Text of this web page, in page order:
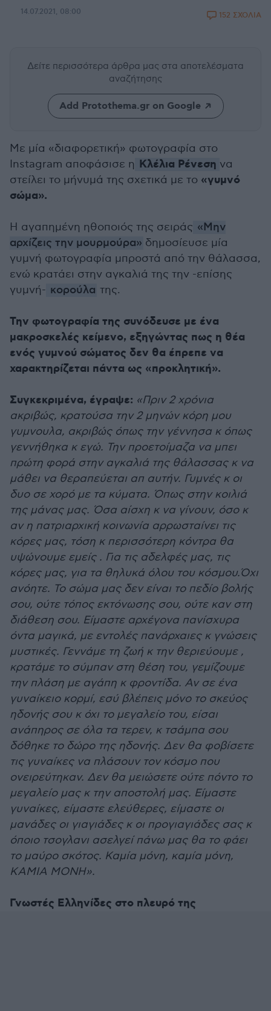
14.07.2021, 08:00 152 ΣΧΟΛΙΑ
Δείτε περισσότερα άρθρα μας στα αποτελέσματα
αναζήτησης
Add Protothema.gr on Google
Με μία «διαφορετική» φωτογραφία στο
Instagram αποφάσισε η Κλέλια Ρένεση να
στείλει το μήνυμά της σχετικά με το «γυμνό
σώμα».
Η αγαπημένη ηθοποιός της σειράς «Μην
αρχίζεις την μουρμούρα» δημοσίευσε μία
γυμνή φωτογραφία μπροστά από την θάλασσα,
ενώ κρατάει στην αγκαλιά της την -επίσης
γυμνή- κορούλα της.
Την φωτογραφία της συνόδευσε με ένα
μακροσκελές κείμενο, εξηγώντας πως η θέα
ενός γυμνού σώματος δεν θα έπρεπε να
χαρακτηρίζεται πάντα ως «προκλητική».
Συγκεκριμένα, έγραψε: «Πριν 2 χρόνια
ακριβώς, κρατούσα την 2 μηνών κόρη μου
γυμνουλα, ακριβώς όπως την γέννησα κ όπως
γεννήθηκα κ εγώ. Την προετοίμαζα να μπει
πρώτη φορά στην αγκαλιά της θάλασσας κ να
μάθει να θεραπεύεται απ αυτήν. Γυμνές κ οι
δυο σε χορό με τα κύματα. Όπως στην κοιλιά
της μάνας μας. Όσα αίσχη κ να γίνουν, όσο κ
αν η πατριαρχική κοινωνία αρρωσταίνει τις
κόρες μας, τόση κ περισσότερη κόντρα θα
υψώνουμε εμείς . Για τις αδελφές μας, τις
κόρες μας, για τα θηλυκά όλου του κόσμου.Όχι
ανόητε. Το σώμα μας δεν είναι το πεδίο βολής
σου, ούτε τόπος εκτόνωσης σου, ούτε καν στη
διάθεση σου. Είμαστε αρχέγονα πανίσχυρα
όντα μαγικά, με εντολές πανάρχαιες κ γνώσεις
μυστικές. Γεννάμε τη ζωή κ την θεριεύουμε ,
κρατάμε το σύμπαν στη θέση του, γεμίζουμε
την πλάση με αγάπη κ φροντίδα. Αν σε ένα
γυναίκειο κορμί, εσύ βλέπεις μόνο το σκεύος
ηδονής σου κ όχι το μεγαλείο του, είσαι
ανάπηρος σε όλα τα τερεν, κ τσάμπα σου
δόθηκε το δώρο της ηδονής. Δεν θα φοβίσετε
τις γυναίκες να πλάσουν τον κόσμο που
ονειρεύτηκαν. Δεν θα μειώσετε ούτε πόντο το
μεγαλείο μας κ την αποστολή μας. Είμαστε
γυναίκες, είμαστε ελεύθερες, είμαστε οι
μανάδες οι γιαγιάδες κ οι προγιαγιάδες σας κ
όποιο τσογλανι ασελγεί πάνω μας θα το φάει
το μαύρο σκότος. Καμία μόνη, καμία μόνη,
ΚΑΜΙΑ ΜΟΝΗ».
Γνωστές Ελληνίδες στο πλευρό της